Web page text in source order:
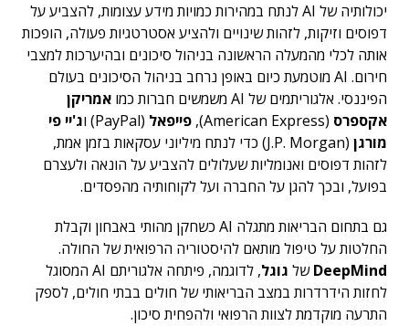
יכולותיה של AI לנתח במהירות כמויות מידע עצומות, להצביע על
דפוסים וזיקות, לזהות שינויים ולהציע אסטרטגיות פעולה, הופכות
אותה לכלי מהמעלה הראשונה בניהול סיכונים ובהיערכות למצבי
חירום. AI מוטמעת כיום באופן נרחב בניהול הסיכונים בעולם
הפיננסי. אלגוריתמים של AI משמשים חברות כמו
אמריקן
אקספרס (American Express), פייפאל (PayPal) ו
ג'יי פי
מורגן
(J.P. Morgan) כדי לנתח מיליוני עסקאות בזמן אמת,
לזהות דפוסים ואנומליות שעלולים להצביע על הונאה ולעצרם
בפועל, ובכך להגן על החברה ועל לקוחותיה מהפסדים.
גם בתחום הבריאות מתגלה AI כשחקן מהותי באבחון וקבלת
החלטות על טיפול מותאם להיסטוריה הרפואית של החולה.
DeepMind של גוגל
, לדוגמה, פיתחה אלגוריתם AI המסוגל
לחזות הידרדרות במצב הבריאותי של חולים בבתי חולים, לספק
התרעה מוקדמת לצוות הרפואי ולהפחית סיכון.